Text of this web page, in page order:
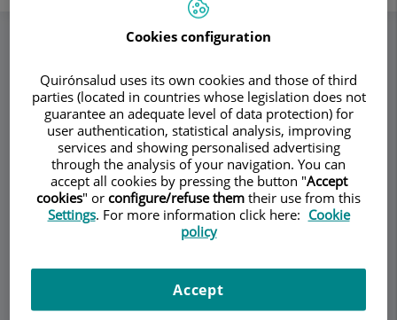
Dr. Josep Miquel Viladoms Fuster
Vasectomia sense bisturí i sense agulla
¿Cómo impide el embarazo la vasectomía?
Consultori
Dr. Josep Miquel
Viladoms Fuster
UROLOGIAANDROLOGIA
Demanar Cita
Cookies configuration
Quirónsalud uses its own cookies and those of third
parties (located in countries whose legislation does not
guarantee an adequate level of data protection) for
user authentication, statistical analysis, improving
services and showing personalised advertising
through the analysis of your navigation. You can
accept all cookies by pressing the button "Accept
cookies" or configure/refuse them their use from this
Settings. For more information click here: Cookie
policy
Accept